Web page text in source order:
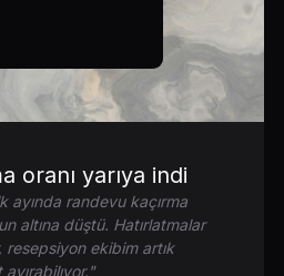
oranı yarıya indi
randevu kaçırma
altına düştü. Hatırlatmalar
resepsiyon ekibim artık